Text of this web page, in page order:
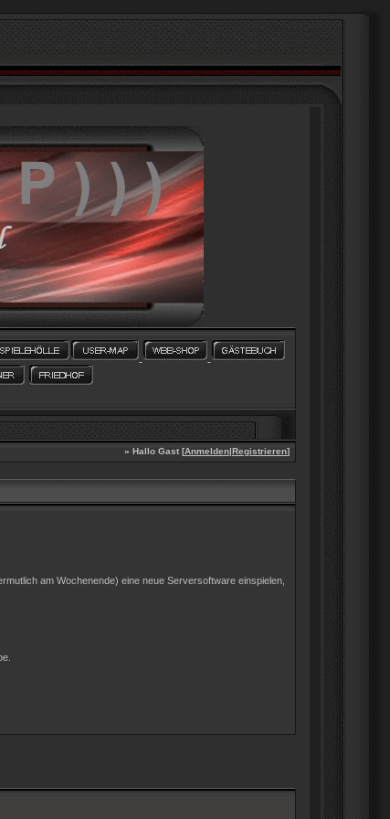
» Hallo Gast [Anmelden|Registrieren]
am Wochenende) eine neue Serversoftware einspielen,